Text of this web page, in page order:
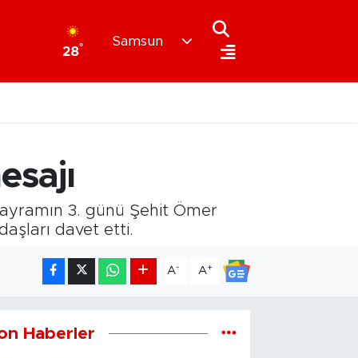
28°
Samsun
3. günü Şehit Ömer
davet etti.
A- A+
Haberler